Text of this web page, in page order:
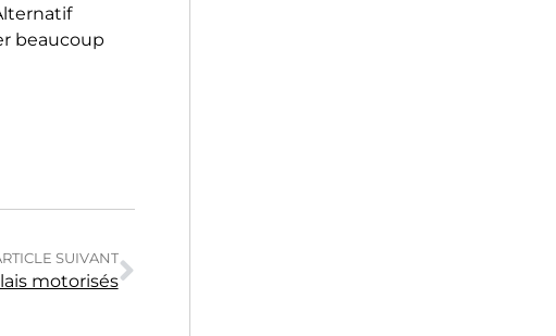
beaucoup
SUIVANT
motorisés